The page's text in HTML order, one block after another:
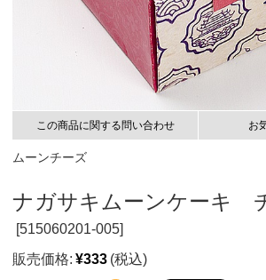
この商品に関する問い合わせ お
ムーンチーズ
ナガサキムーンケーキ
[515060201-005]
販売価格: ¥333 (税込)